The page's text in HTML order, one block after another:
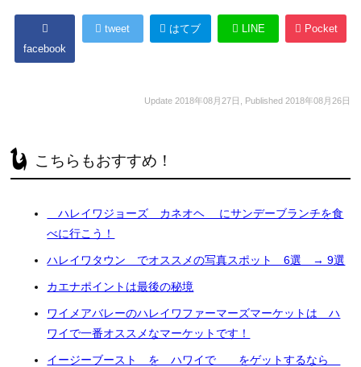
facebook
tweet はてブ LINE Pocket
Update 2018年08月27日 , Published 2018年08月26日
こちらもおすすめ！
ハレイワジョーズ カネオヘ にサンデーブランチを食
べに行こう！
ハレイワタウン でオススメの写真スポット 6選 → 9選
カエナポイントは最後の秘境
ワイメアバレーのハレイワファーマーズマーケットは ハ
ワイで一番オススメなマーケットです！
イージーブースト を ハワイで をゲットするなら